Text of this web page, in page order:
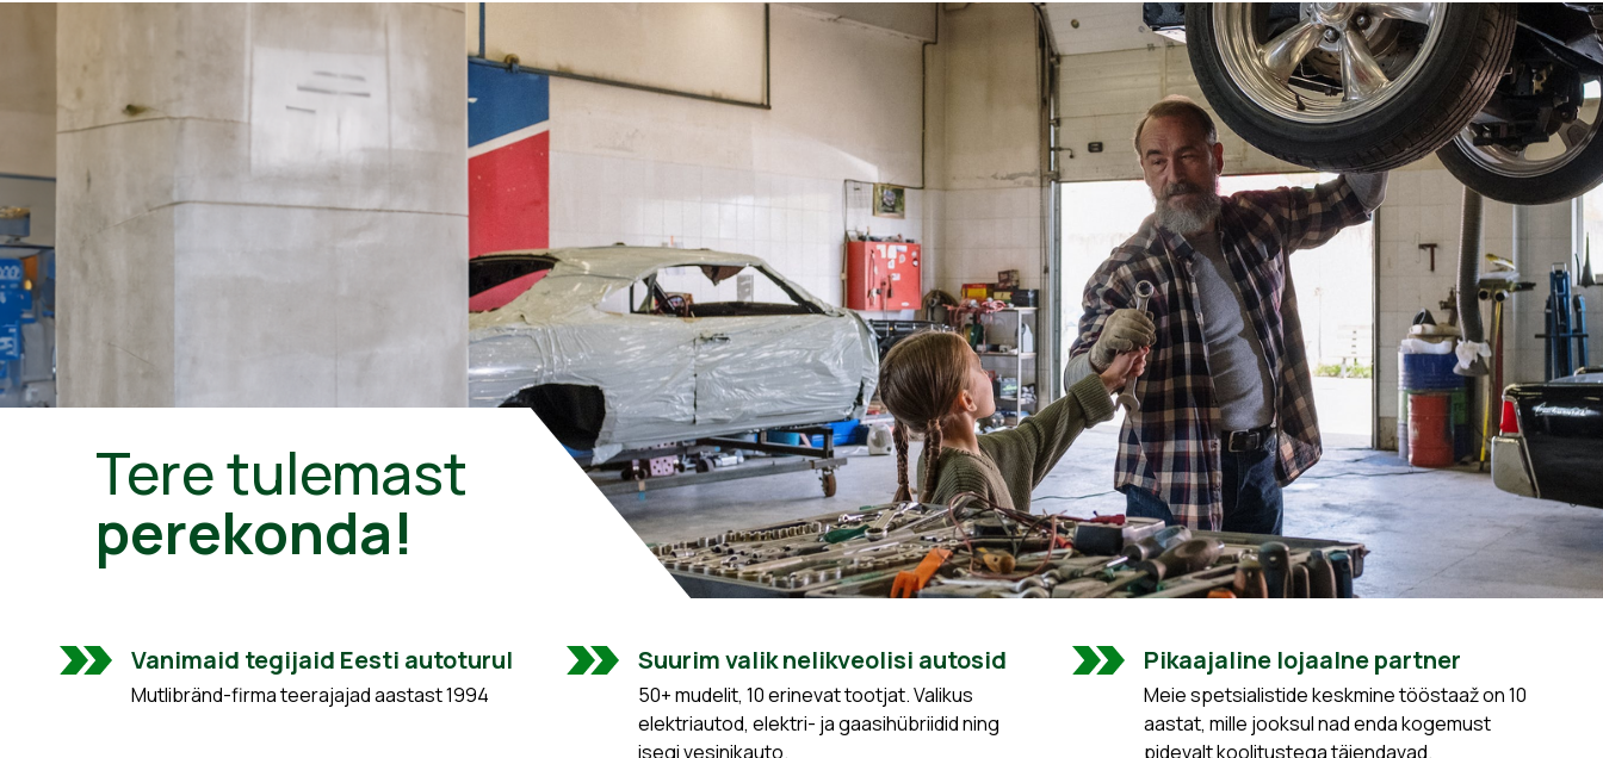
Tere tulemast
perekonda!
Vanimaid tegijaid Eesti autoturul
Mutlibränd-firma teerajajad aastast 1994
Suurim valik nelikveolisi autosid
50+ mudelit, 10 erinevat tootjat. Valikus
elektriautod, elektri- ja gaasihübriidid ning
isegi vesinikauto.
Pikaajaline lojaalne partner
Meie spetsialistide keskmine tööstaaž on 10
aastat, mille jooksul nad enda kogemust
pidevalt koolitustega täiendavad.